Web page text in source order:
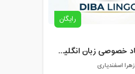
رایگان
رزرو استاد خصوصی زبان انگلیسی | کلاس یک‌نفره با زهرا اسفندیاری + مشاوره رایگان
زهرا اسفندیاری